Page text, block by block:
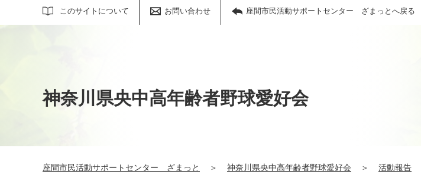
このサイトについて お問い合わせ 座間市民活動サポートセンター ざまっとへ戻る
サイト内検索
神奈川県央中高年齢者野球愛好会
座間市民活動サポートセンター ざまっと ＞ 神奈川県央中高年齢者野球愛好会 ＞ 活動報告